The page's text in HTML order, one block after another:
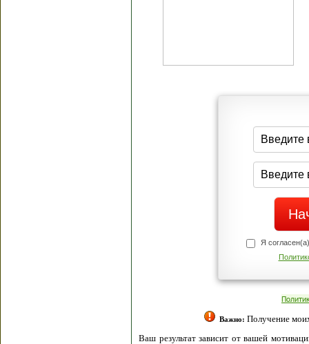
Я
Важно: Получение
Ваш результат зависит от вашей